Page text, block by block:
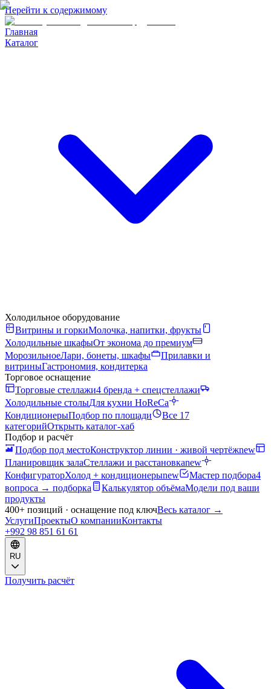
Перейти к содержимому
Главная
Каталог
Холодильное оборудование
Витрины и горкиМолочка, напитки, фрукты
Холодильные шкафыОт эконома до премиум
МорозильноеЛари, бонеты, шкафы
Прилавки и
витриныГастрономия, кондитерка
Торговое оснащение
Торговые стеллажи4 бренда + спецстеллажи
Холодильные столыДля кухни HoReCa
КондиционерыПодбор по площади
Все 17
категорийОткрыть каталог-хаб
Подбор и расчёт
Подбор под местоКонструктор линии · живой чертёжnew
Планировщик залаСтеллажи и расстановкаnew
КонфигураторХолод + кондиционерыnew Мастер подбора4
вопроса → подборка
Калькулятор объёмаМодели под ваши
продукты
400+ позиций · оснащение под ключВесь каталог →
УслугиПроектыО компанииКонтакты
+992 98 851 61 61
RU
Получить расчёт